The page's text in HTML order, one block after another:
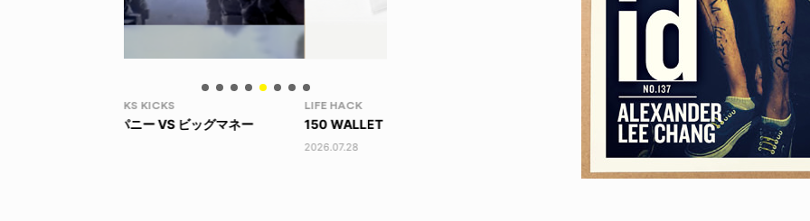
LIFE HACK
150 WALLET
NEWS
HAGEBA BOYS 2026
2026.07.31